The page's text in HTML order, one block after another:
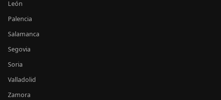
León
Palencia
Salamanca
Segovia
Soria
Valladolid
Zamora